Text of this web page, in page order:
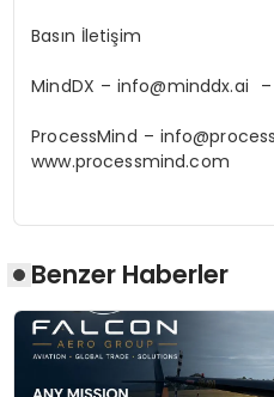
Basın İletişim
MindDX – info@minddx.ai
ProcessMind –
www.processmind.com
Benzer Haberler